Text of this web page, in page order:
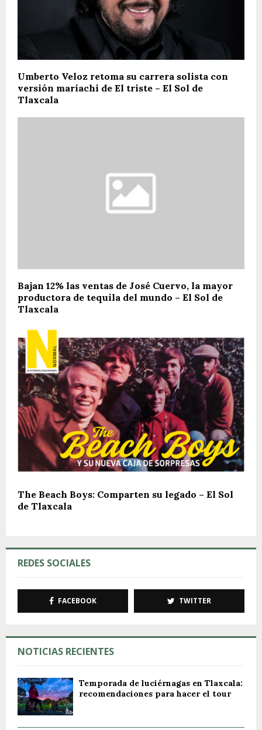
Umberto Veloz retoma su carrera solista con
versión mariachi de El triste – El Sol de
Tlaxcala
Bajan 12% las ventas de José Cuervo, la mayor
productora de tequila del mundo – El Sol de
Tlaxcala
The Beach Boys: Comparten su legado – El Sol
de Tlaxcala
REDES SOCIALES
FACEBOOK TWITTER
NOTICIAS RECIENTES
Temporada de luciérnagas en Tlaxcala:
recomendaciones para hacer el tour